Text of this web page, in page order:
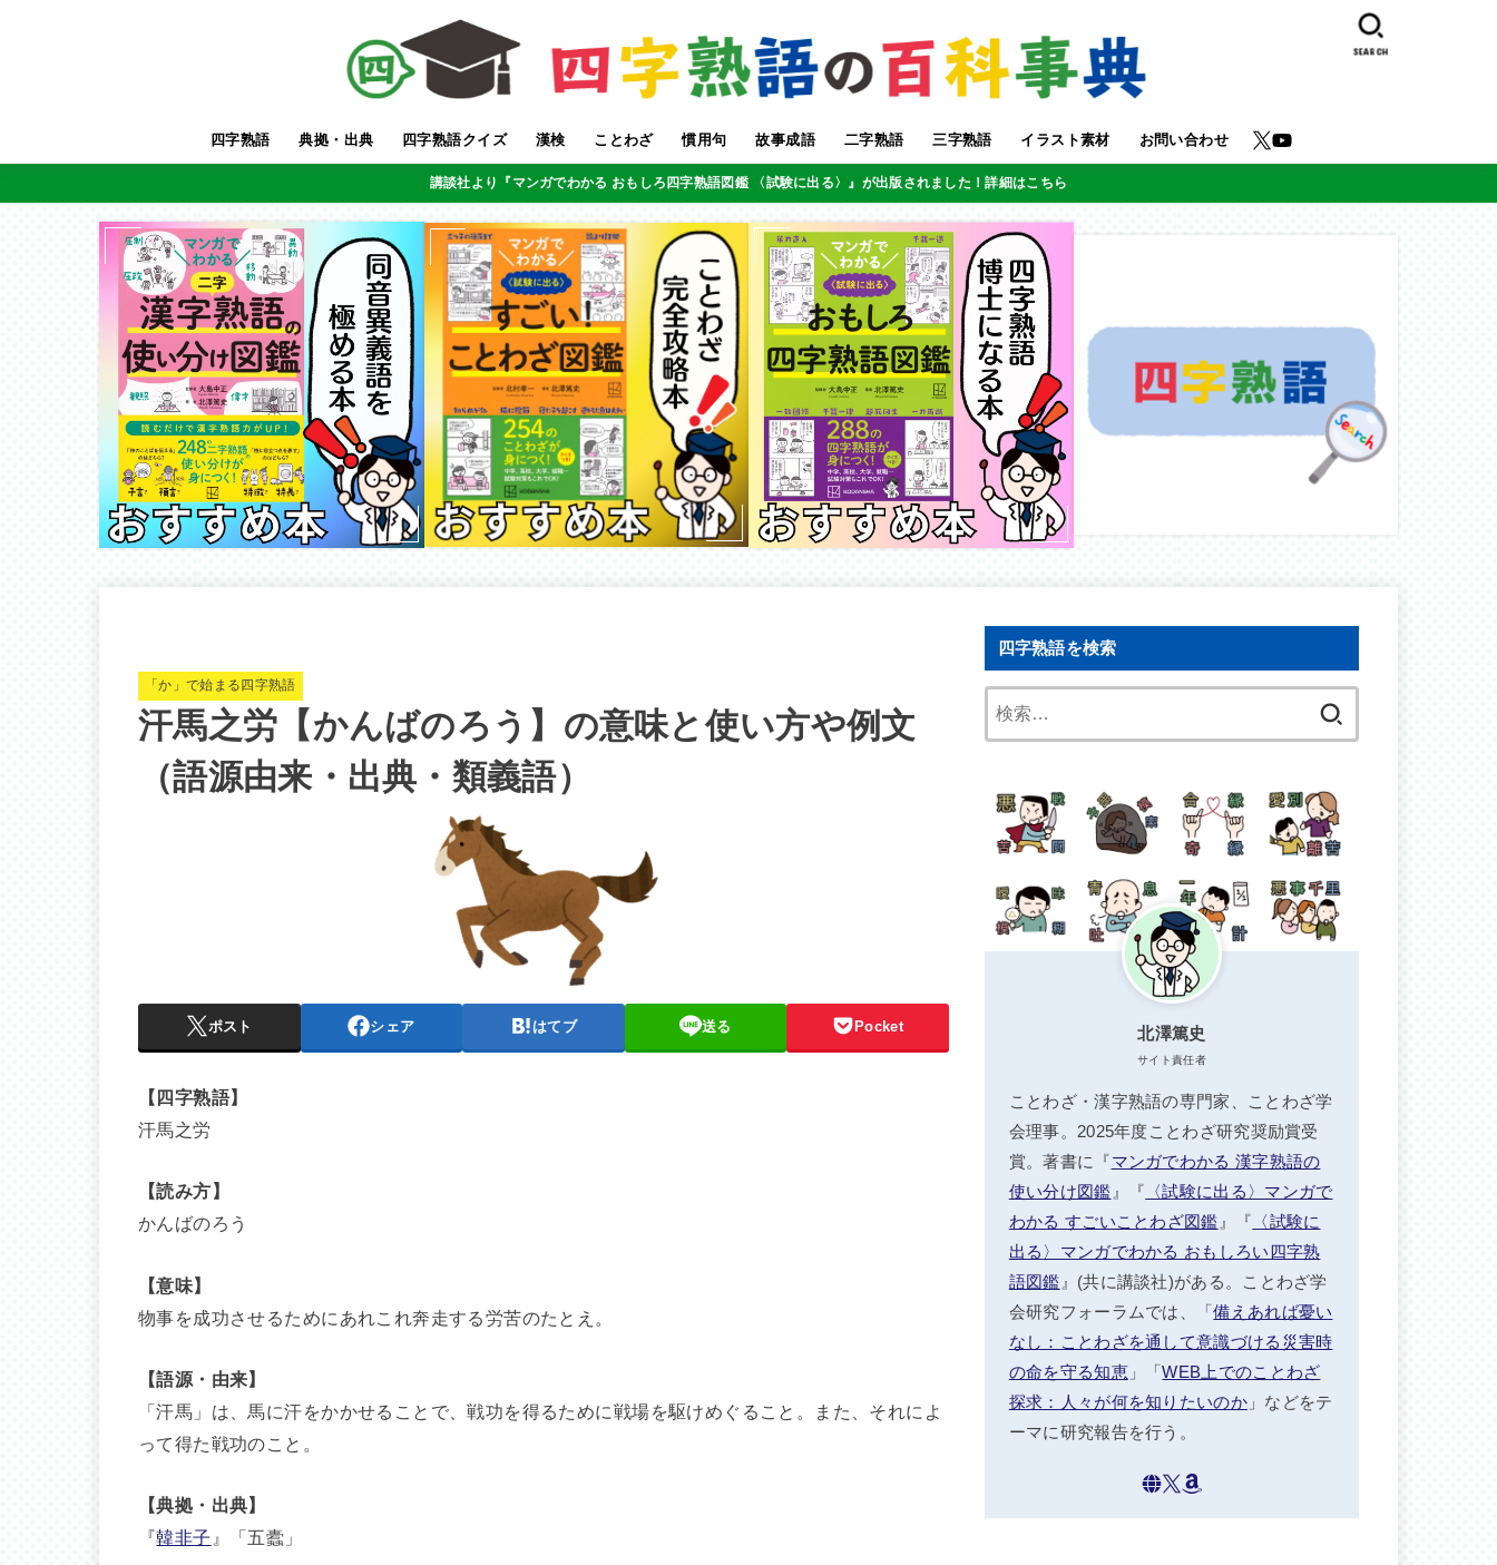
四字熟語 典拠・出典 四字熟語クイズ 漢検 ことわざ 慣用句 故事成語 二字熟語 三字熟語 イラスト素材 お問い合わせ
SEARCH
講談社より『マンガでわかる おもしろ四字熟語図鑑 〈試験に出る〉』が出版されました！詳細はこちら
「か」で始まる四字熟語
汗馬之労【かんばのろう】の意味と使い方や例文
（語源由来・出典・類義語）
ポスト シェア はてブ 送る Pocket
【四字熟語】
汗馬之労
【読み方】
かんばのろう
【意味】
物事を成功させるためにあれこれ奔走する労苦のたとえ。
【語源・由来】
「汗馬」は、馬に汗をかかせることで、戦功を得るために戦場を駆けめぐること。また、それによ
って得た戦功のこと。
【典拠・出典】
『韓非子 』「五蠹」
四字熟語を検索
北澤篤史
サイト責任者
ことわざ・漢字熟語の専門家、ことわざ学
会理事。2025年度ことわざ研究奨励賞受
賞。著書に『マンガでわかる 漢字熟語の
使い分け図鑑 』『 〈試験に出る〉マンガで
わかる すごいことわざ図鑑 』『 〈試験に
出る〉マンガでわかる おもしろい四字熟
語図鑑 』(共に講談社)がある。ことわざ学
会研究フォーラムでは、「備えあれば憂い
なし：ことわざを通して意識づける災害時
の命を守る知恵」「WEB上でのことわざ
探求：人々が何を知りたいのか」などをテ
ーマに研究報告を行う。